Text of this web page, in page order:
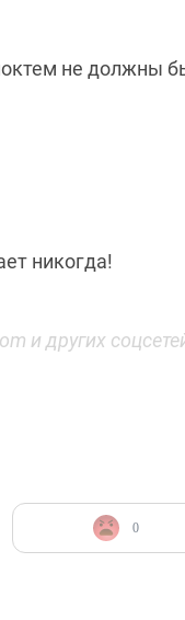
не должны
никогда!
и других
0